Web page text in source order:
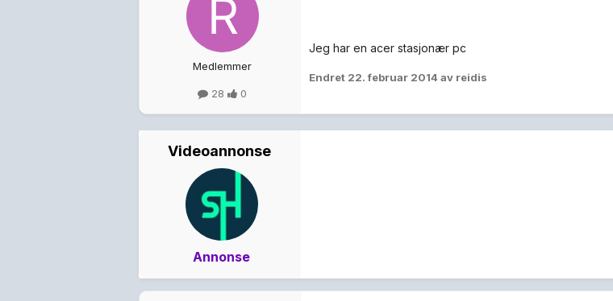
Medlemmer
28 0
Jeg har en acer stasjonær pc
Endret 22. februar 2014 av reidis
Videoannonse
Annonse